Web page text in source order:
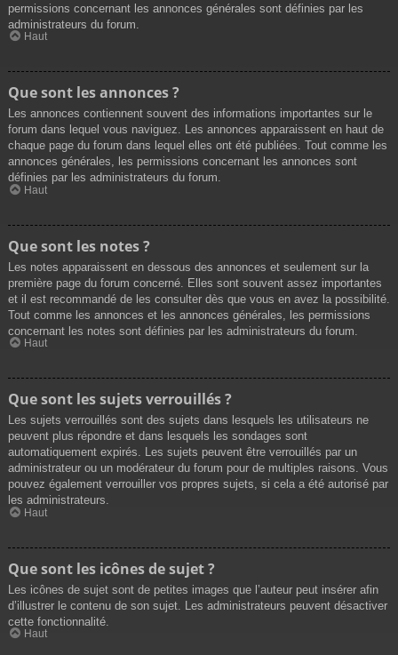
permissions concernant les annonces générales sont définies par les
administrateurs du forum.
Haut
Que sont les annonces ?
Les annonces contiennent souvent des informations importantes sur le
forum dans lequel vous naviguez. Les annonces apparaissent en haut de
chaque page du forum dans lequel elles ont été publiées. Tout comme les
annonces générales, les permissions concernant les annonces sont
définies par les administrateurs du forum.
Haut
Que sont les notes ?
Les notes apparaissent en dessous des annonces et seulement sur la
première page du forum concerné. Elles sont souvent assez importantes
et il est recommandé de les consulter dès que vous en avez la possibilité.
Tout comme les annonces et les annonces générales, les permissions
concernant les notes sont définies par les administrateurs du forum.
Haut
Que sont les sujets verrouillés ?
Les sujets verrouillés sont des sujets dans lesquels les utilisateurs ne
peuvent plus répondre et dans lesquels les sondages sont
automatiquement expirés. Les sujets peuvent être verrouillés par un
administrateur ou un modérateur du forum pour de multiples raisons. Vous
pouvez également verrouiller vos propres sujets, si cela a été autorisé par
les administrateurs.
Haut
Que sont les icônes de sujet ?
Les icônes de sujet sont de petites images que l’auteur peut insérer afin
d’illustrer le contenu de son sujet. Les administrateurs peuvent désactiver
cette fonctionnalité.
Haut